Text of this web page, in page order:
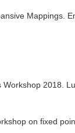
Mappings.
2018.
on fixed